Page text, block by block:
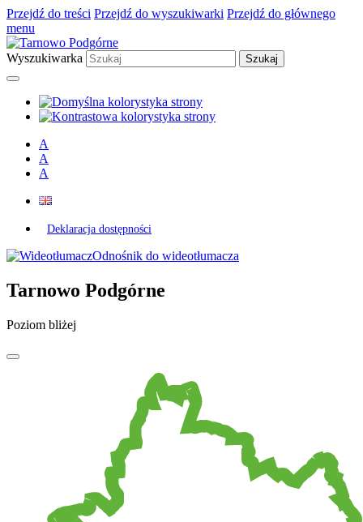
Przejdź do treści Przejdź do wyszukiwarki Przejdź do głównego
menu
Wyszukiwarka
A
A
A
Deklaracja dostępności
Odnośnik do wideotłumacza
Tarnowo Podgórne
Poziom bliżej